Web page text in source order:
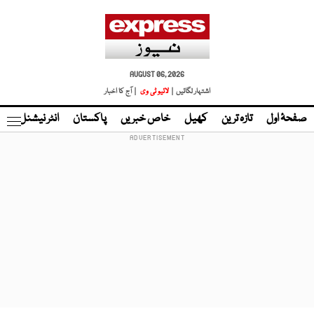
AUGUST 06, 2026
اشتہار لگائیں |
لائیو ٹی وی | آج کا اخبار
صفحۂ اول تازہ ترین کھیل خاص خبریں پاکستان انٹر نیشنل